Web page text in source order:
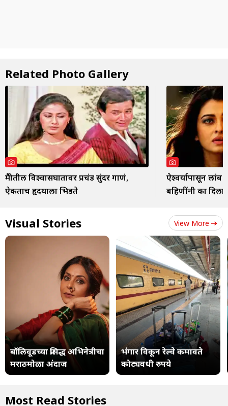
Related Photo Gallery
मैत्रीतील विश्वासघातावर प्रचंड सुंदर गाणं,
ऐकताच हृदयाला भिडते
ऐश्वर्यापासून लांब
बहिणींनी का दिला
Visual Stories View More
बॉलिवूडच्या प्रसिद्ध अभिनेत्रीचा
मराठमोळा अंदाज
भंगार विकून रेल्वे कमावते
कोट्यवधी रुपये
Most Read Stories